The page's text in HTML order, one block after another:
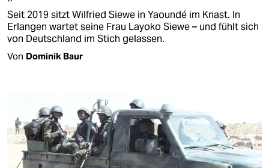
Seit 2019 sitzt Wilfried Siewe in Yaoundé im Knast. In
Erlangen wartet seine Frau Layoko Siewe – und fühlt sich
von Deutschland im Stich gelassen.
Von Dominik Baur